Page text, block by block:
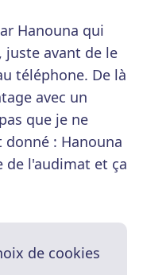
Hanouna qui
juste avant de le
téléphone. De là
avec un
que je ne
: Hanouna
de l'audimat et ça
de cookies